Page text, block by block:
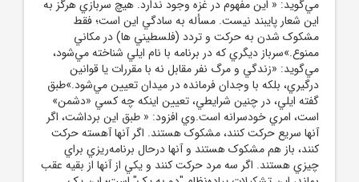
مي‌گويد: « اين مفهوم در غزه وجود ندارد. هيچ سربازي هرگز به
اين شعار پايبند نيست. مسأله به سادگي اين است؛ فقط
مشکوک شدن به حرکت و تردد (فلسطيني ها) در مکاني
ممنوع.»سرباز ديگري که در برنامه با نام ايلي شناخته مي‌شود،
مي‌گويد: «زندگي و مرگ نفر مقابل نه با مقررات يا قوانين
درگيري، بلکه با وجدان فرمانده در ميدان تعيين مي‌شود.»طبق
گفته ايلي، در چنين شرايطي، تعيين اينکه چه کسي «دشمن»
است، امري خودسرانه است.وي افزود: « طبق اين برداشت، اگر
آنها سريع حرکت کنند، مشکوک هستند. اگر آنها آهسته حرکت
کنند، باز هم مشکوک هستند و آنها درحال برنامه‌ريزي براي
چيزي هستند. اگر سه مرد حرکت کنند و يکي از آنها از بقيه عقب